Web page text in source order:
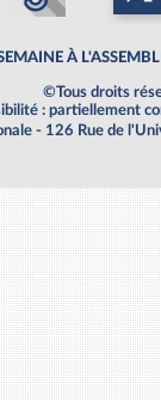
À
©Tous droits
: partiellement
- 126 Rue de